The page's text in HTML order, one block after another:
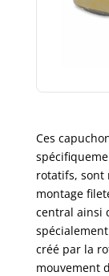
Ces
rotatifs, sont
montage
central ainsi
spécialement
créé par la
mouvement